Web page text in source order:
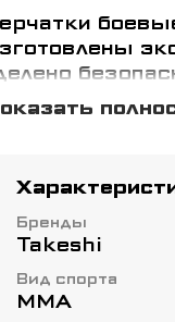
но в
Бренды
Takeshi
Вид спорта
ММА